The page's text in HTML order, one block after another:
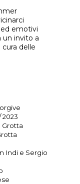
ed emotivi
un invito a
delle
Grotta
Indi e Sergio